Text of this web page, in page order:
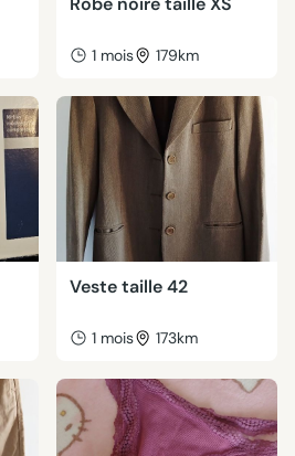
1 mois 179km
Veste taille 42
1 mois 173km